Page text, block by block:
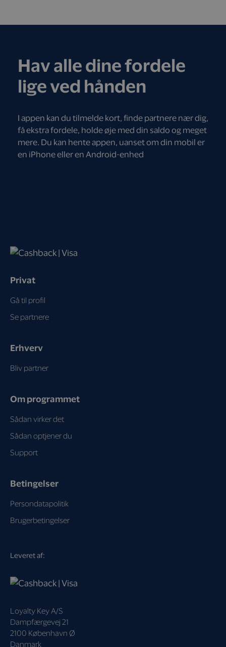
Hav alle dine fordele
lige ved hånden
I appen kan du tilmelde kort, finde partnere nær dig,
få ekstra fordele, holde øje med din saldo og meget
mere. Du kan hente appen, uanset om din mobil er
en iPhone eller en Android-enhed
Leveret af:
Loyalty Key A/S
Dampfærgevej 21
2100 København Ø
Danmark
Privat
Gå til profil
Se partnere
Erhverv
Bliv partner
Om programmet
Sådan virker det
Sådan optjener du
Support
Betingelser
Persondatapolitik
Brugerbetingelser